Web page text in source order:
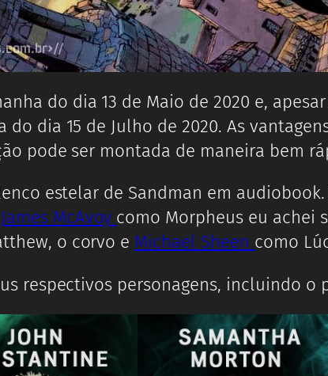
do dia 13 de Maio de 2020 e,
dia 15 de Julho de 2020. As
pode ser montada de maneira bem
estelar de Sandman em
James McAvoy como Morpheus eu achei
o corvo e Michael Sheen como
respectivos personagens, incluindo o